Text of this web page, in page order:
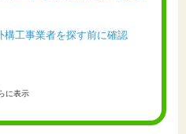
構工事業者を探す前に確認
に表示